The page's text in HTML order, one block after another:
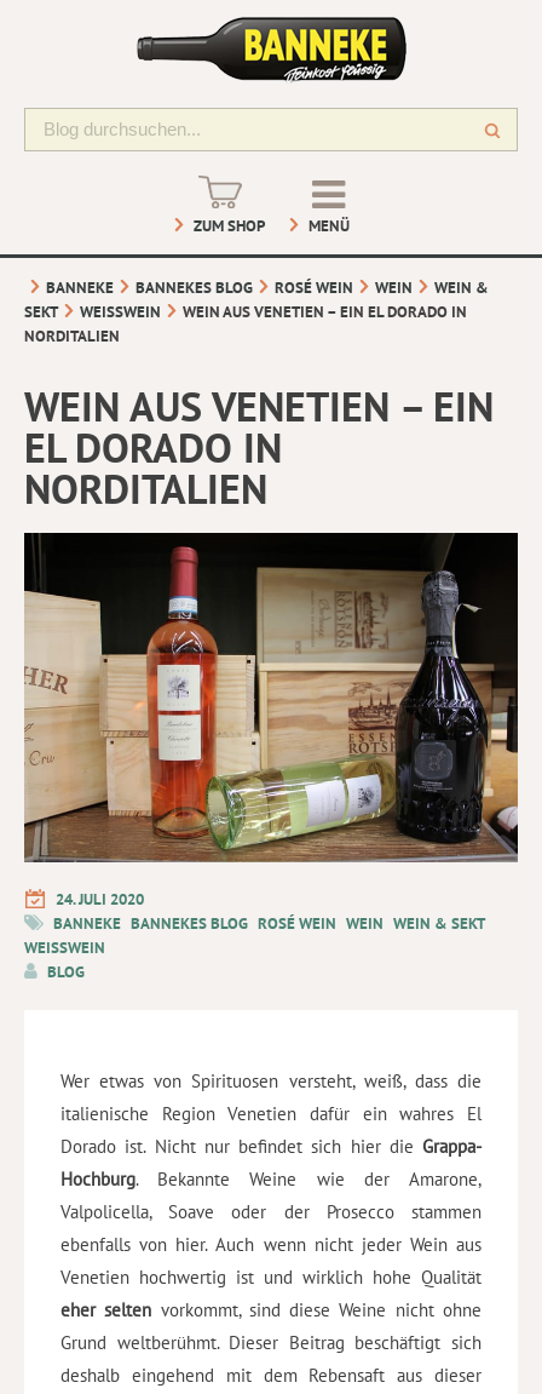
ZUM SHOP MENÜ
BANNEKE BANNEKES BLOG ROSÉ WEIN WEIN
WEIN &
SEKT
WEISSWEIN
WEIN AUS VENETIEN – EIN EL DORADO IN
NORDITALIEN
WEIN AUS VENETIEN – EIN
EL DORADO IN
NORDITALIEN
24. JULI 2020
BANNEKE BANNEKES BLOG ROSÉ WEIN WEIN WEIN & SEKT
WEISSWEIN
BLOG
Wer etwas von Spirituosen versteht, weiß, dass die
italienische Region Venetien dafür ein wahres El
Dorado ist. Nicht nur befindet sich hier die Grappa-
Hochburg. Bekannte Weine wie der Amarone,
Valpolicella, Soave oder der Prosecco stammen
ebenfalls von hier. Auch wenn nicht jeder Wein aus
Venetien hochwertig ist und wirklich hohe Qualität
eher selten vorkommt, sind diese Weine nicht ohne
Grund weltberühmt. Dieser Beitrag beschäftigt sich
deshalb eingehend mit dem Rebensaft aus dieser